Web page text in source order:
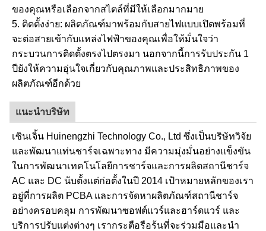
ของคุณหรือเลือกจากสไตล์ที่มีให้เลือกมากมาย
5. ติดตั้งง่าย: ผลิตภัณฑ์มาพร้อมกับสายไฟแบบเปิดพร้อมที่
จะต่อสายเข้ากับแหล่งไฟฟ้าของคุณเพื่อให้มั่นใจว่า
กระบวนการติดตั้งตรงไปตรงมา นอกจากนี้การรับประกัน 1
ปียังให้ความอุ่นใจเกี่ยวกับคุณภาพและประสิทธิภาพของ
ผลิตภัณฑ์อีกด้วย
แนะนำบริษัท
เซินเจิ้น Huinengzhi Technology Co., Ltd ซึ่งเป็นบริษัทวิจัย
และพัฒนาแท่นชาร์จเฉพาะทาง มีความมุ่งมั่นอย่างแข็งขัน
ในการพัฒนาเทคโนโลยีการชาร์จและการผลิตสถานีชาร์จ
AC และ DC นับตั้งแต่ก่อตั้งในปี 2014 เป้าหมายหลักของเรา
อยู่ที่การผลิต PCBA และการจัดหาผลิตภัณฑ์สถานีชาร์จ
อย่างครอบคลุม การพัฒนาซอฟต์แวร์และฮาร์ดแวร์ และ
บริการปรับแต่งต่างๆ เรากระตือรือร้นที่จะร่วมมือและนำ